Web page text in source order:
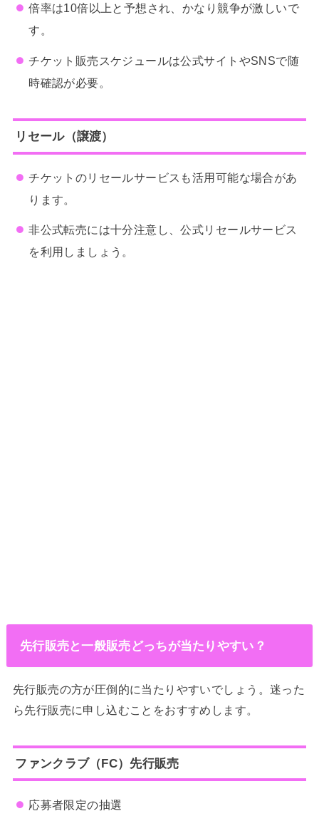
倍率は10倍以上と予想され、かなり競争が激しいで
す。
チケット販売スケジュールは公式サイトやSNSで随
時確認が必要。
リセール（譲渡）
チケットのリセールサービスも活用可能な場合があ
ります。
非公式転売には十分注意し、公式リセールサービス
を利用しましょう。
先行販売と一般販売どっちが当たりやすい？
先行販売の方が圧倒的に当たりやすいでしょう。迷った
ら先行販売に申し込むことをおすすめします。
ファンクラブ（FC）先行販売
応募者限定の抽選